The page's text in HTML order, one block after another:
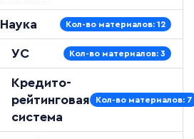
Наука Кол-во материалов: 12
УС Кол-во материалов: 3
Кредито-
рейтинговая
система
Кол-во материалов: 7